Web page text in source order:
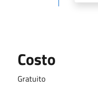
Costo
Gratuito